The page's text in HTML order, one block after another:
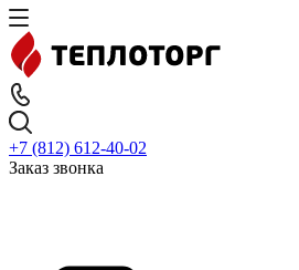
+7 (812) 612-40-02
Заказ звонка